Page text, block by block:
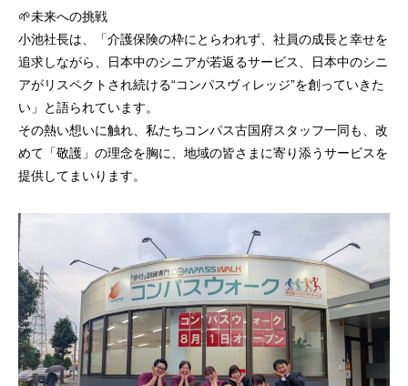
🌱未来への挑戦
小池社長は、「介護保険の枠にとらわれず、社員の成長と幸せを
追求しながら、日本中のシニアが若返るサービス、日本中のシニ
アがリスペクトされ続ける“コンパスヴィレッジ”を創っていきた
い」と語られています。
その熱い想いに触れ、私たちコンパス古国府スタッフ一同も、改
めて「敬護」の理念を胸に、地域の皆さまに寄り添うサービスを
提供してまいります。